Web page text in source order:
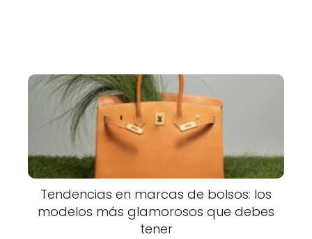
Tendencias en marcas de bolsos: los
modelos más glamorosos que debes
tener